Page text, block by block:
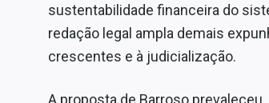
sustentabilidade financeira do
redação legal ampla demais
crescentes e à judicialização.
A proposta de Barroso